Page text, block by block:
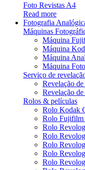
Foto Revistas A4
Read more
Fotografia
Máquinas
Máquina
Máquina
Máquina
Máquina
Serviço de
Revelação
Revelação
Rolos & películas
Rolo Kodak
Rolo Fujifilm
Rolo
Rolo
Rolo
Rolo
Rolo